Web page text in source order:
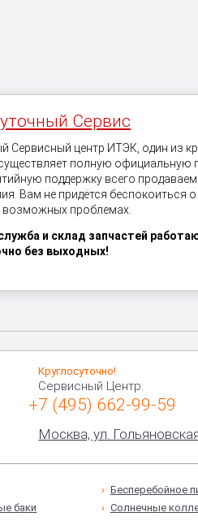
Сервис
Сервисный центр ИТЭК, один из
полную официальную
поддержку всего
Вам не придётся беспокоиться
возможных проблемах.
и склад запчастей
без выходных!
Круглосуточно!
Сервисный Центр:
+7 (495) 662-99-59
Москва, ул.
баки
Бесперебойное
Солнечные